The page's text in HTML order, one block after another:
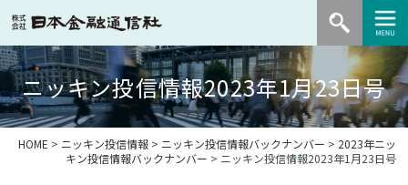
ニッキン投信情報2023年1月23日号
HOME > ニッキン投信情報> ニッキン投信情報バックナンバー > 2023年ニッ
キン投信情報バックナンバー > ニッキン投信情報2023年1月23日号